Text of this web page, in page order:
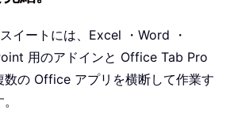
スイートには、Excel ・Word ・
用のアドインと Office Tab Pro
数の Office アプリを横断して作業す